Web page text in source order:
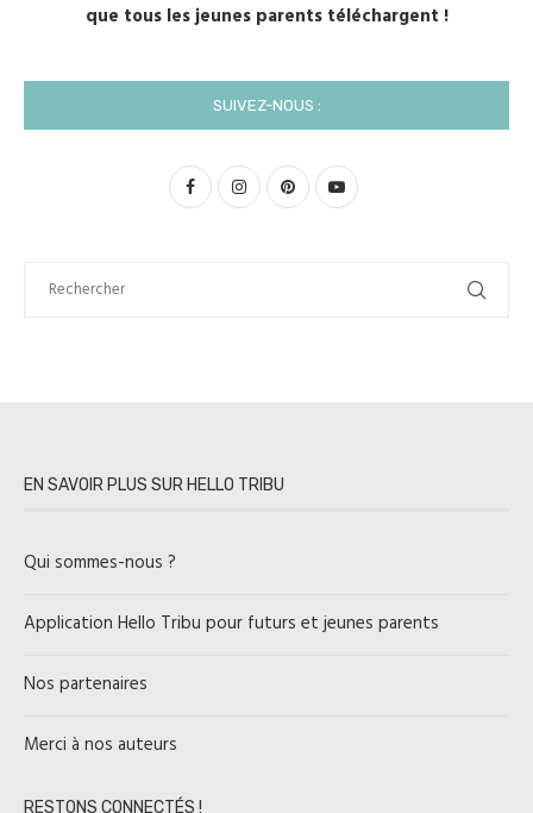
que tous les jeunes parents téléchargent !
SUIVEZ-NOUS :
EN SAVOIR PLUS SUR HELLO TRIBU
Qui sommes-nous ?
Application Hello Tribu pour futurs et jeunes parents
Nos partenaires
Merci à nos auteurs
RESTONS CONNECTÉS !